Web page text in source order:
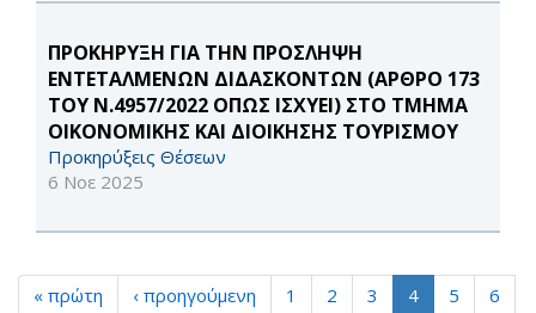
ΠΡΟΚΗΡΥΞΗ ΓΙΑ ΤΗΝ ΠΡΟΣΛΗΨΗ
ΕΝΤΕΤΑΛΜΕΝΩΝ ΔΙΔΑΣΚΟΝΤΩΝ (ΑΡΘΡΟ 173
ΤΟΥ Ν.4957/2022 ΟΠΩΣ ΙΣΧΥΕΙ) ΣΤΟ ΤΜΗΜΑ
ΟΙΚΟΝΟΜΙΚΗΣ ΚΑΙ ΔΙΟΙΚΗΣΗΣ ΤΟΥΡΙΣΜΟΥ
Προκηρύξεις Θέσεων
6 Νοε 2025
« πρώτη ‹ προηγούμενη 1 2 3 4 5
6